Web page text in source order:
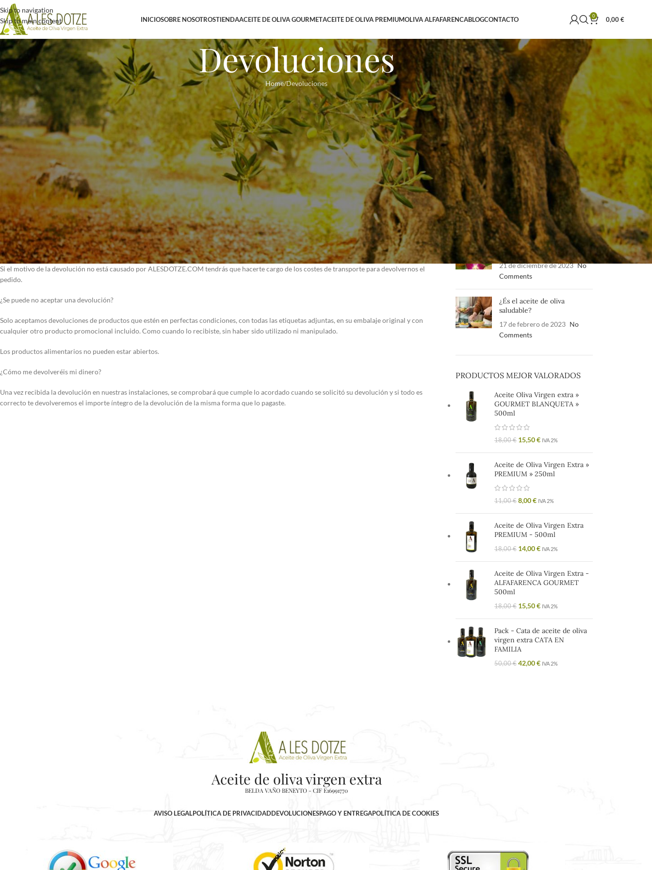
Skip to navigation
Skip to main content
INICIOSOBRE NOSOTROSTIENDAACEITE DE OLIVA GOURMETACEITE DE OLIVA PREMIUMOLIVA ALFAFARENCABLOGCONTACTO 0 0,00€
Devoluciones
Home Devoluciones
Política de Devoluciones
RESPONSABLE DEL TRATAMIENTO
El Responsable del Tratamiento es ALESDOTZE.COM, SANTA CECÍLIA 34, ALFAFARA
Puedes solicitar la devolución de cualquier producto comprado en los 14 días siguientes a la recepción de tu pedido. Debes contactar con nosotros
a través de este email info@alesdotze.com, o a través del apartado contacto de nuestra web. Nos tienes que indicar siempre el número de pedido y
explicarnos porque quieres devolverlo.
Una vez recibida tu solicitud nos pondremos en contacto contigo para ver la solución que aplicamos a tu solicitud de devolución y te indicaremos
como proceder.
¿Tiene costes una devolución?
Si nos hemos equivocado en el pedido, el producto está dañado o defectuoso no tiene ningún coste para ti.
Si el motivo de la devolución no está causado por ALESDOTZE.COM tendrás que hacerte cargo de los costes de transporte para devolvernos el
pedido.
¿Se puede no aceptar una devolución?
Solo aceptamos devoluciones de productos que estén en perfectas condiciones, con todas las etiquetas adjuntas, en su embalaje original y con
cualquier otro producto promocional incluido. Como cuando lo recibiste, sin haber sido utilizado ni manipulado.
Los productos alimentarios no pueden estar abiertos.
¿Cómo me devolveréis mi dinero?
Una vez recibida la devolución en nuestras instalaciones, se comprobará que cumple lo acordado cuando se solicitó su devolución y si todo es
correcto te devolveremos el importe íntegro de la devolución de la misma forma que lo pagaste.
CATEGORÍAS
Aceite de oliva
MENSAJES RECIENTES
Una dosis buena de aceite de
oliva podría ayudar a prevenir
la muerte
21 de diciembre de 2023
Comments
5 beneficios del aceite de
oliva
21 de diciembre de 2023 No
Comments
¿És el aceite de oliva
saludable?
17 de febrero de 2023 No
Comments
PRODUCTOS MEJOR VALORADOS
Aceite Oliva Virgen extra »
GOURMET BLANQUETA »
500ml
18,00€ 15,50€ IVA 2%
Aceite de Oliva Virgen Extra »
PREMIUM » 250ml
11,00€ 8,00€ IVA 2%
Aceite de Oliva Virgen Extra
PREMIUM - 500ml
18,00€ 14,00€ IVA 2%
Aceite de Oliva Virgen Extra -
ALFAFARENCA GOURMET
500ml
18,00€ 15,50€ IVA 2%
Pack - Cata de aceite de oliva
virgen extra CATA EN
FAMILIA
50,00€ 42,00€ IVA 2%
Aceite de oliva virgen extra
BELDA VAÑO BENEYTO - CIF E16991770
AVISO LEGALPOLÍTICA DE PRIVACIDADDEVOLUCIONESPAGO Y ENTREGAPOLÍTICA DE COOKIES